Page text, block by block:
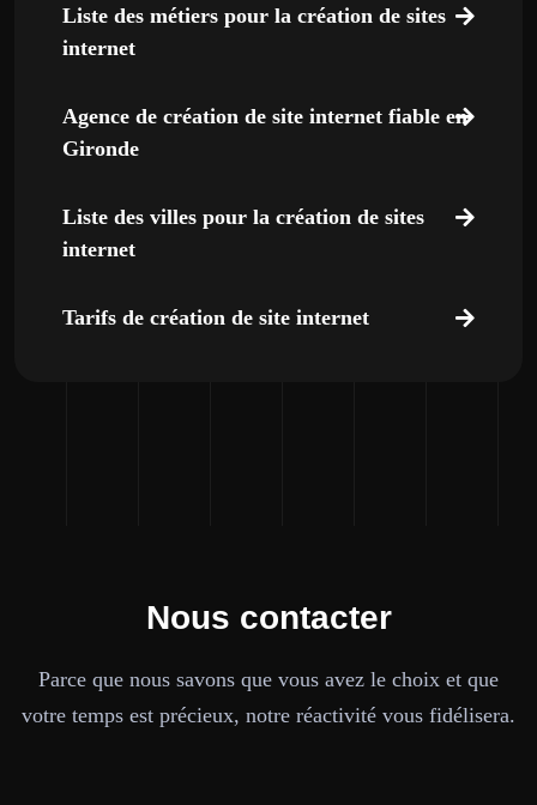
Liste des métiers pour la création de sites
internet
Agence de création de site internet fiable en
Gironde
Liste des villes pour la création de sites
internet
Tarifs de création de site internet
Nous contacter
Parce que nous savons que vous avez le choix et que
votre temps est précieux, notre réactivité vous fidélisera.